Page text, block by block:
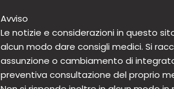
Avviso
Le notizie e considerazioni in questo
alcun modo dare consigli medici. Si
assunzione o cambiamento di
preventiva consultazione del proprio